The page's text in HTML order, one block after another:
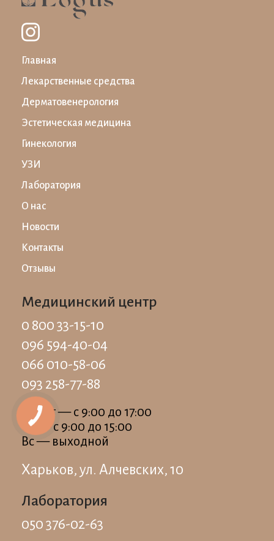
Главная
Лекарственные средства
Дерматовенерология
Эстетическая медицина
Гинекология
УЗИ
Лаборатория
О нас
Новости
Контакты
Отзывы
Медицинский центр
0 800 33-15-10
096 594-40-04
066 010-58-06
093 258-77-88
Пн-Пт — c 9:00 до 17:00
Сб — c 9:00 до 15:00
Вс — выходной
Харьков, ул. Алчевских, 10
Лаборатория
050 376-02-63